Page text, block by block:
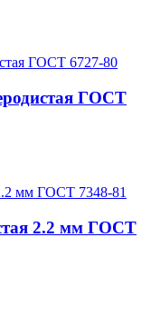
ГОСТ
2.2 мм ГОСТ